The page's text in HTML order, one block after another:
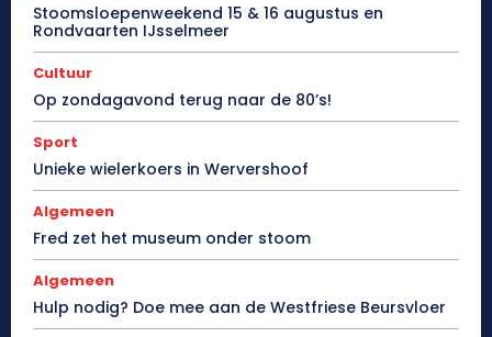
Stoomsloepenweekend 15 & 16 augustus en
Rondvaarten IJsselmeer
Cultuur
Op zondagavond terug naar de 80’s!
Sport
Unieke wielerkoers in Wervershoof
Algemeen
Fred zet het museum onder stoom
Algemeen
Hulp nodig? Doe mee aan de Westfriese Beursvloer